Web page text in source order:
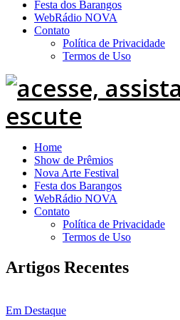
Festa dos Barangos
WebRádio NOVA
Contato
Política de Privacidade
Termos de Uso
Home
Show de Prêmios
Nova Arte Festival
Festa dos Barangos
WebRádio NOVA
Contato
Política de Privacidade
Termos de Uso
Artigos Recentes
Em Destaque